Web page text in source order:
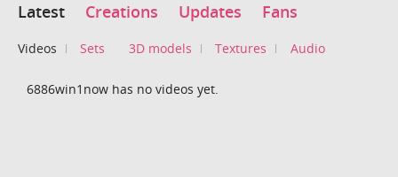
Latest Creations Updates Fans
Videos Sets 3D models Textures Audio
6886win1now has no videos yet.